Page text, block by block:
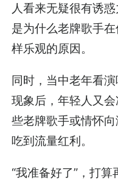
人看来无疑很有诱
是为什么老牌歌手
样乐观的原因。
同时，当中老年看
现象后，年轻人又
些老牌歌手或情怀
吃到流量红利。
“我准备好了”，打